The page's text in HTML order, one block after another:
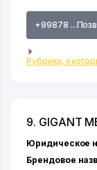
+99878
Рубрики, к
9. GIGANT
Юридическое
Брендовое